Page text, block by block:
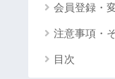
会員登録・
注意事項・
目次